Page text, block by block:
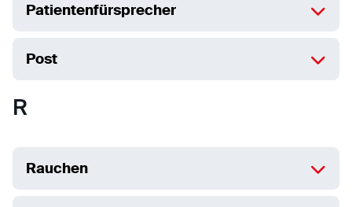
Patientenfürsprecher
Post
R
Rauchen